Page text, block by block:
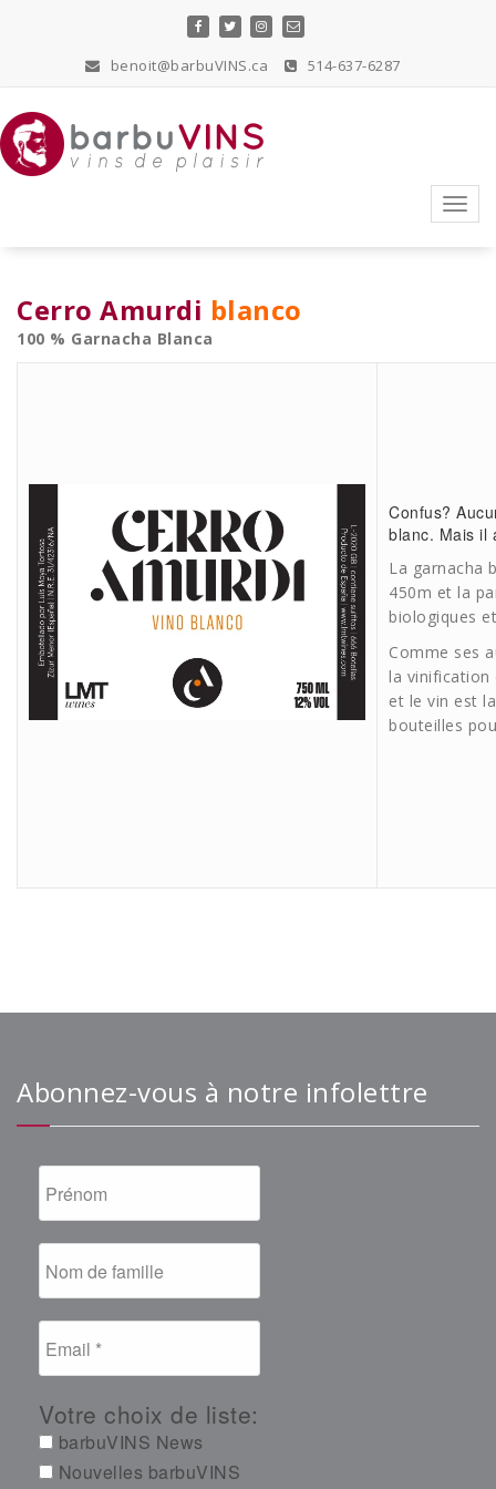
benoit@barbuVINS.ca 514-637-6287
Cerro Amurdi blanco
100 % Garnacha Blanca
Confus?
blanc. Mais il
La garnacha
450m et la
biologiques
Comme ses
la vinification
et le vin est
bouteilles
Abonnez-vous à notre infolettre
Votre choix de liste:
barbuVINS News
Nouvelles barbuVINS